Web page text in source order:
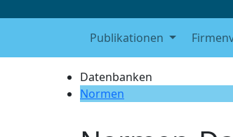
Publikationen
Datenbanken
Normen